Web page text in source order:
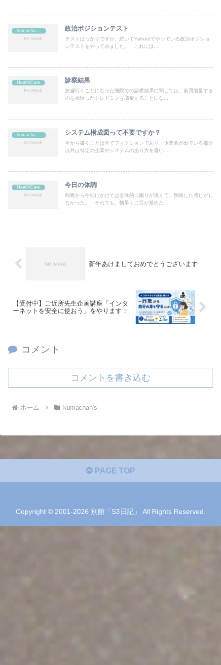
政治ポジションテスト
テストばっかりですが、続いてYahoo!でやっている政治ポジショ
ンテストをやってみました。 これには...
HealthCare 診察結果
急遽行くことになった病院での診察結果に関しては、前回増量する
のを保留したトレドミンを増量することにな...
kumachan's システム構成図って不要ですか？
今から書くことは全てフィクションであり、企業名が出ている部分
以外は特定の企業やシステムのあり方を書い...
HealthCare 今日の体調
昨晩から今朝にかけては全体的に眠りが浅くて、熟睡した感じがし
なかった。 それでも、朝早くに目が覚めた...
新年あけましておめでとうございます
【受付中】ご近所先生企画講座「インタ
ーネットを安全に使おう」をやります！
コメント
コメントを書き込む
ホーム kumachan's
PAGE TOP
Copyright © 2001-2026 別館「S3日記」 All Rights Reserved.